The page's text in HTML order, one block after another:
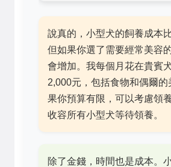
說真的，小型犬的飼養成本
但如果你選了需要經常美容
會增加。我每個月花在貴賓
2,000元，包括食物和偶爾的
果你預算有限，可以考慮領
收容所有小型犬等待領養。
除了金錢，時間也是成本。